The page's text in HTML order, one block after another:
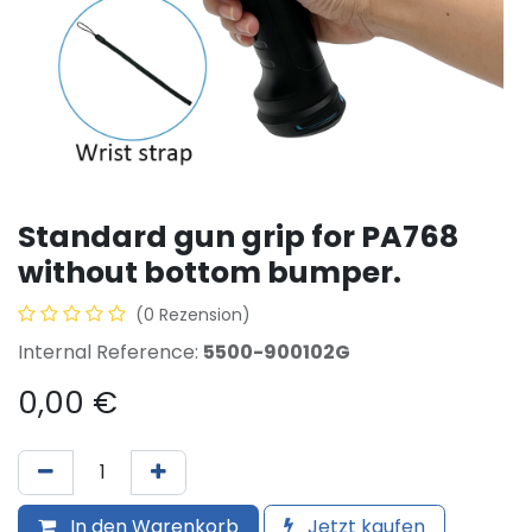
Standard gun grip for PA768
without bottom bumper.
(0 Rezension)
Internal Reference: 5500-900102G
0,00 €